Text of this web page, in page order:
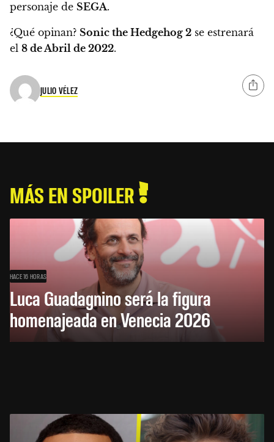
personaje de SEGA.
¿Qué opinan? Sonic the Hedgehog 2 se estrenará
el 8 de Abril de 2022.
JULIO VÉLEZ
MÁS EN SPOILER
HACE 16 HORAS
Luca Guadagnino será la figura
homenajeada en Venecia 2026